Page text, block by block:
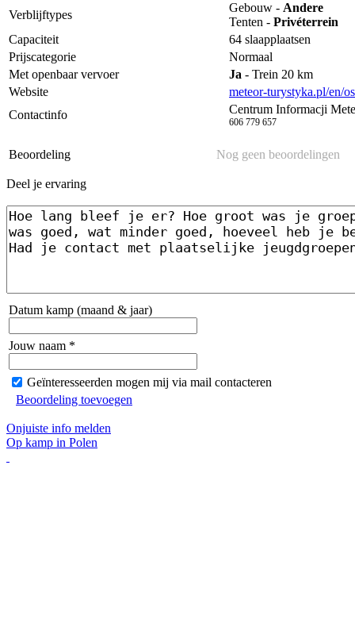
Verblijftypes
Gebouw - Andere
Tenten - Privéterrein
Capaciteit
64 slaapplaatsen
Prijscategorie
Normaal
Met openbaar vervoer
Ja - Trein 20 km
Website
meteor-turystyka.pl/en/
Contactinfo
Centrum Informacji
606 779 657
Beoordeling Nog geen beoordelingen
Deel je ervaring
Datum kamp (maand & jaar)
Jouw naam *
Geïnteresseerden mogen mij via mail contacteren
Beoordeling toevoegen
Onjuiste info melden
Op kamp in Polen